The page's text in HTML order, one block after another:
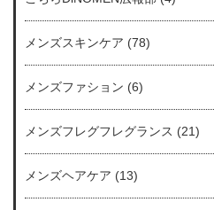
メンズスキンケア (78)
メンズファション (6)
メンズフレグフレグランス (21)
メンズヘアケア (13)